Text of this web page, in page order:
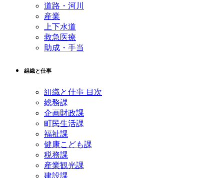
道路・河川
産業
上下水道
救急医療
助成・手当
組織と仕事
組織と仕事 目次
総務課
企画財政課
町民生活課
福祉課
健康こども課
税務課
産業観光課
建設課